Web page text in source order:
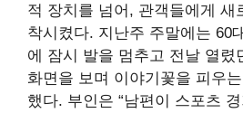
적 장치를 넘어, 관객들에게 새
착시켰다. 지난주 주말에는 60
에 잠시 발을 멈추고 전날 열렸
화면을 보며 이야기꽃을 피우
했다. 부인은 “남편이 스포츠